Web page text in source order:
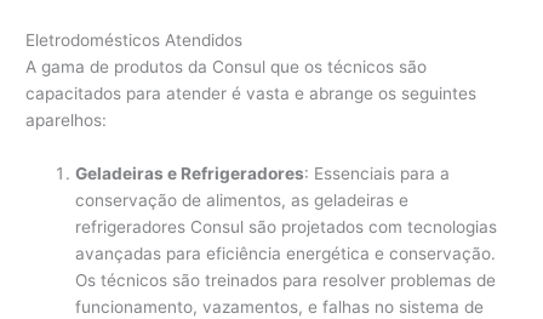
Eletrodomésticos Atendidos
A gama de produtos da Consul que os técnicos são
capacitados para atender é vasta e abrange os seguintes
aparelhos:
Geladeiras e Refrigeradores: Essenciais para a
conservação de alimentos, as geladeiras e
refrigeradores Consul são projetados com tecnologias
avançadas para eficiência energética e conservação.
Os técnicos são treinados para resolver problemas de
funcionamento, vazamentos, e falhas no sistema de